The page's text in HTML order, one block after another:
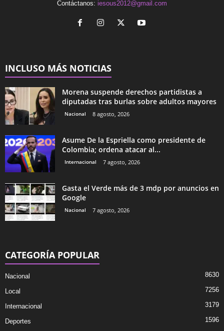
Contáctanos: iesous2012@gmail.com
INCLUSO MÁS NOTICIAS
Morena suspende derechos partidistas a
diputadas tras burlas sobre adultos mayores
Nacional 8 agosto, 2026
Asume De la Espriella como presidente de
Colombia; ordena atacar al...
Internacional 7 agosto, 2026
Gasta el Verde más de 3 mdp por anuncios en
Google
Nacional 7 agosto, 2026
CATEGORÍA POPULAR
Nacional 8630
Local 7256
Internacional 3179
Deportes
1596